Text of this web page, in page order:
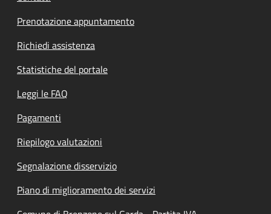
Prenotazione appuntamento
Richiedi assistenza
Statistiche del portale
Leggi le FAQ
Pagamenti
Riepilogo valutazioni
Segnalazione disservizio
Piano di miglioramento dei servizi